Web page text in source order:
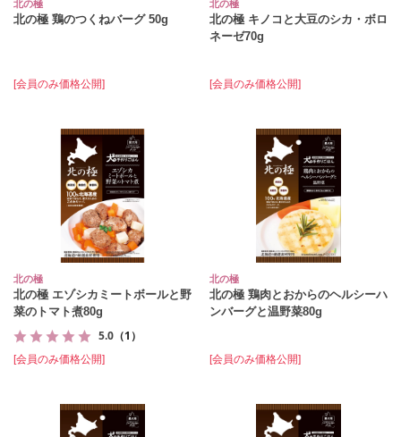
北の極
北の極 鶏のつくねバーグ 50g
[会員のみ価格公開]
北の極
北の極 キノコと大豆のシカ・ボロ
ネーゼ70g
[会員のみ価格公開]
北の極
北の極 エゾシカミートボールと野
菜のトマト煮80g
5.0 （1）
[会員のみ価格公開]
北の極
北の極 鶏肉とおからのヘルシーハ
ンバーグと温野菜80g
[会員のみ価格公開]